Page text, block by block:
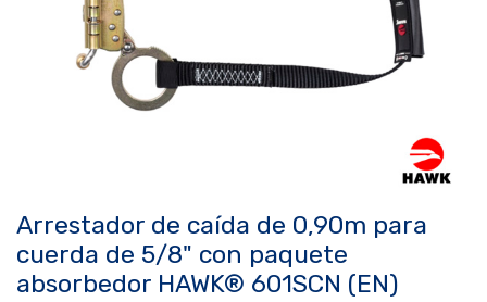
Arrestador de caída de 0,90m para
cuerda de 5/8" con paquete
absorbedor HAWK® 601SCN (EN)